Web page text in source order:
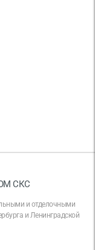
СКС
и отделочными
и Ленинградской